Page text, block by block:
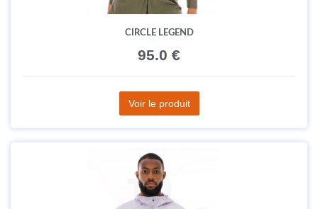
CIRCLE LEGEND
95.0 €
Voir le produit